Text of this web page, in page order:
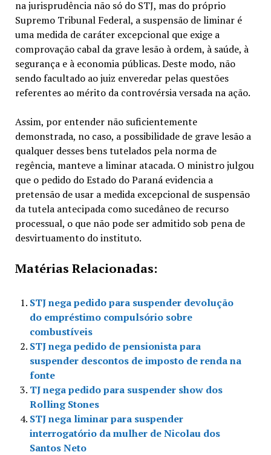
na jurisprudência não só do STJ, mas do próprio
Supremo Tribunal Federal, a suspensão de liminar é
uma medida de caráter excepcional que exige a
comprovação cabal da grave lesão à ordem, à saúde, à
segurança e à economia públicas. Deste modo, não
sendo facultado ao juiz enveredar pelas questões
referentes ao mérito da controvérsia versada na ação.
Assim, por entender não suficientemente
demonstrada, no caso, a possibilidade de grave lesão a
qualquer desses bens tutelados pela norma de
regência, manteve a liminar atacada. O ministro julgou
que o pedido do Estado do Paraná evidencia a
pretensão de usar a medida excepcional de suspensão
da tutela antecipada como sucedâneo de recurso
processual, o que não pode ser admitido sob pena de
desvirtuamento do instituto.
Matérias Relacionadas:
STJ nega pedido para suspender devolução
do empréstimo compulsório sobre
combustíveis
STJ nega pedido de pensionista para
suspender descontos de imposto de renda na
fonte
TJ nega pedido para suspender show dos
Rolling Stones
STJ nega liminar para suspender
interrogatório da mulher de Nicolau dos
Santos Neto